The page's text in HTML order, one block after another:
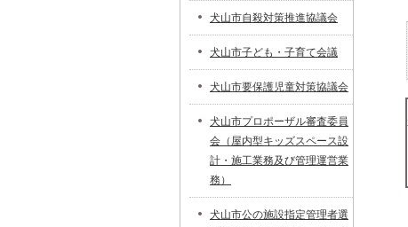
犬山市自殺対策推進協議会
犬山市子ども・子育て会議
犬山市要保護児童対策協議会
犬山市プロポーザル審査委員
会（屋内型キッズスペース設
計・施工業務及び管理運営業
務）
犬山市公の施設指定管理者選